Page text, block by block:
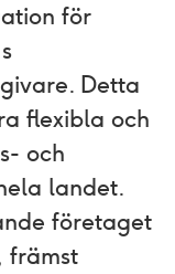
för
Detta
flexibla och
och
landet.
företaget
främst